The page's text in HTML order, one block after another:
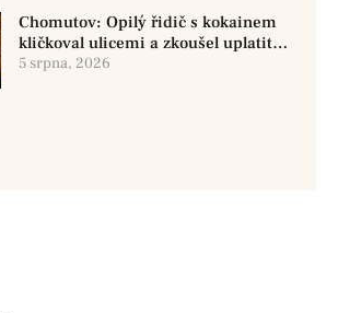
Chomutov: Opilý řidič s kokainem
kličkoval ulicemi a zkoušel uplatit
policisty
5 srpna, 2026